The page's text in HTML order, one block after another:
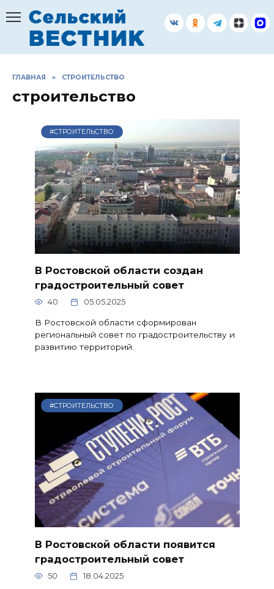
содержанию
ГЛАВНАЯ » СТРОИТЕЛЬСТВО
строительство
#СТРОИТЕЛЬСТВО
В Ростовской области создан
градостроительный совет
40 05.05.2025
В Ростовской области сформирован
региональный совет по градостроительству и
развитию территорий.
#СТРОИТЕЛЬСТВО
В Ростовской области появится
градостроительный совет
50 18.04.2025